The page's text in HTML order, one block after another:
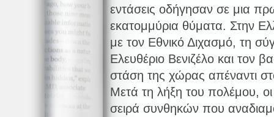
εντάσεις οδήγησαν σε μια
εκατομμύρια θύματα. Στην
με τον Εθνικό Διχασμό, τη
Ελευθέριο Βενιζέλο και τον
στάση της χώρας απέναντι
Μετά τη λήξη του πολέμου, οι
σειρά συνθηκών που